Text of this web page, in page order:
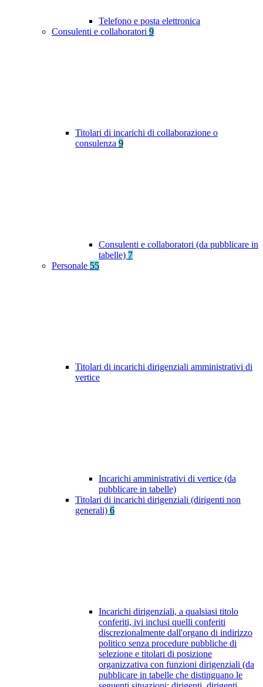
Telefono e posta elettronica
Consulenti e collaboratori 9
Titolari di incarichi di collaborazione o
consulenza 9
Consulenti e collaboratori (da pubblicare in
tabelle) 7
Personale 55
Titolari di incarichi dirigenziali amministrativi di
vertice
Incarichi amministrativi di vertice (da
pubblicare in tabelle)
Titolari di incarichi dirigenziali (dirigenti non
generali) 6
Incarichi dirigenziali, a qualsiasi titolo
conferiti, ivi inclusi quelli conferiti
discrezionalmente dall'organo di indirizzo
politico senza procedure pubbliche di
selezione e titolari di posizione
organizzativa con funzioni dirigenziali (da
pubblicare in tabelle che distinguano le